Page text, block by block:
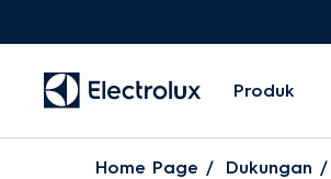
Produk
Home Page Dukungan